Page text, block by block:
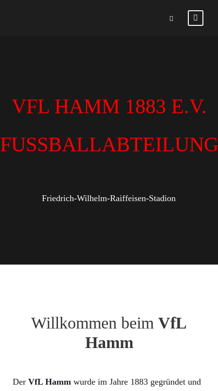
VFL HAMM 1883 E.V.
FUSSBALLABTEILUNG
Friedrich-Wilhelm-Raiffeisen-Stadion
Willkommen beim VfL
Hamm
Der VfL Hamm wurde im Jahre 1883 gegründet und